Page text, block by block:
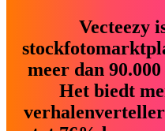
Vecteezy
meer dan
Het biedt